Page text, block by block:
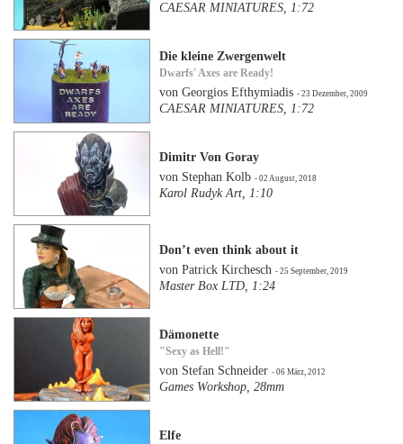
CAESAR MINIATURES, 1:72
Die kleine Zwergenwelt
Dwarfs' Axes are Ready!
von Georgios Efthymiadis- 23 Dezember, 2009
CAESAR MINIATURES, 1:72
Dimitr Von Goray
von Stephan Kolb- 02 August, 2018
Karol Rudyk Art, 1:10
Don’t even think about it
von Patrick Kirchesch- 25 September, 2019
Master Box LTD, 1:24
Dämonette
"Sexy as Hell!"
von Stefan Schneider- 06 März, 2012
Games Workshop, 28mm
Elfe